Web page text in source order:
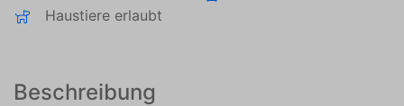
Haustiere erlaubt
Beschreibung